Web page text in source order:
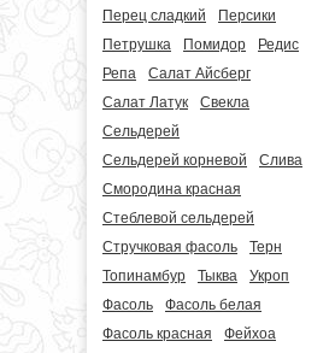
Перец сладкий
Персики
Петрушка
Помидор
Редис
Репа
Салат Айсберг
Салат Латук
Свекла
Сельдерей
Сельдерей корневой
Слива
Смородина красная
Стеблевой сельдерей
Стручковая фасоль
Терн
Топинамбур
Тыква
Укроп
Фасоль
Фасоль белая
Фасоль красная
Фейхоа